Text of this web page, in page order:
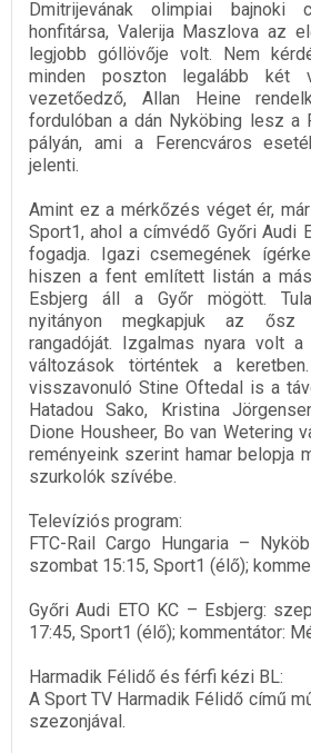
Dmitrijevának olimpiai
honfitársa, Valerija Maszlova az
legjobb góllövője volt. Nem
minden poszton legalább két
vezetőedző, Allan Heine
fordulóban a dán Nyköbing lesz a
pályán, ami a Ferencváros
jelenti.
Amint ez a mérkőzés véget ér,
Sport1, ahol a címvédő Győri Audi
fogadja. Igazi csemegének
hiszen a fent említett listán a
Esbjerg áll a Győr mögött.
nyitányon megkapjuk az ősz
rangadóját. Izgalmas nyara volt
változások történtek a
visszavonuló Stine Oftedal is a
Hatadou Sako, Kristina
Dione Housheer, Bo van Wetering
reményeink szerint hamar belopja
szurkolók szívébe.
Televíziós program:
FTC-Rail Cargo Hungaria –
szombat 15:15, Sport1 (élő);
Győri Audi ETO KC – Esbjerg:
17:45, Sport1 (élő); kommentátor:
Harmadik Félidő és férfi kézi BL:
A Sport TV Harmadik Félidő című
szezonjával.